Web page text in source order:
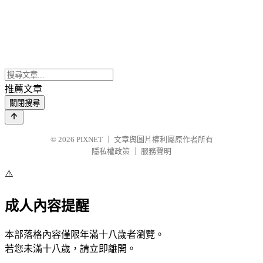
推薦文章
關閉搜尋
© 2026 PIXNET
文章與圖片權利屬原作者所有
隱私權政策
服務聲明
⚠️
成人內容提醒
本部落格內容僅限年滿十八歲者瀏覽。
若您未滿十八歲，請立即離開。